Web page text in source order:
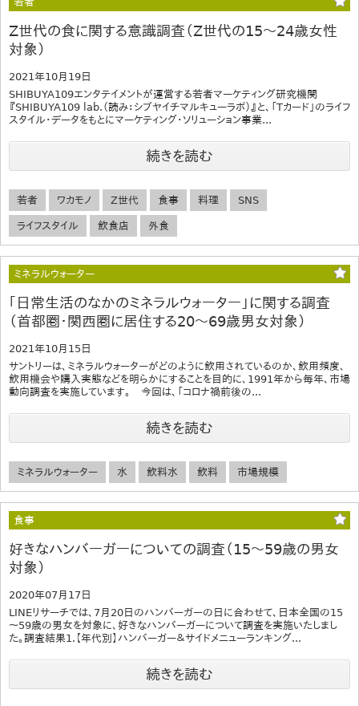
Z世代の食に関する意識調査（Z世代の15～24歳女性
対象）
2021年10月19日
SHIBUYA109エンタテイメントが運営する若者マーケティング研究機関
『SHIBUYA109 lab.（読み：シブヤイチマルキューラボ）』と、「Tカード」のライフ
スタイル・データをもとにマーケティング・ソリューション事業...
続きを読む
若者 ワカモノ Z世代 食事 料理 SNS
ライフスタイル 飲食店 外食
ミネラルウォーター
｢日常生活のなかのミネラルウォーター」に関する調査
（首都圏・関西圏に居住する20～69歳男女対象）
2021年10月15日
サントリーは、ミネラルウォーターがどのように飲用されているのか、飲用頻度、
飲用機会や購入実態などを明らかにすることを目的に、1991年から毎年、市場
動向調査を実施しています。 今回は、「コロナ禍前後の...
続きを読む
ミネラルウォーター 水 飲料水 飲料 市場規模
食事
好きなハンバーガーについての調査（15～59歳の男女
対象）
2020年07月17日
LINEリサーチでは、7月20日のハンバーガーの日に合わせて、日本全国の15
～59歳の男女を対象に、好きなハンバーガーについて調査を実施いたしまし
た。調査結果1.【年代別】ハンバーガー＆サイドメニューランキング...
続きを読む